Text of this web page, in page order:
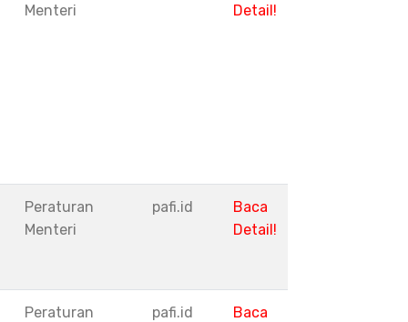
Menteri
Detail!
Peraturan
Menteri
pafi.id
Baca
Detail!
Peraturan
pafi.id
Baca